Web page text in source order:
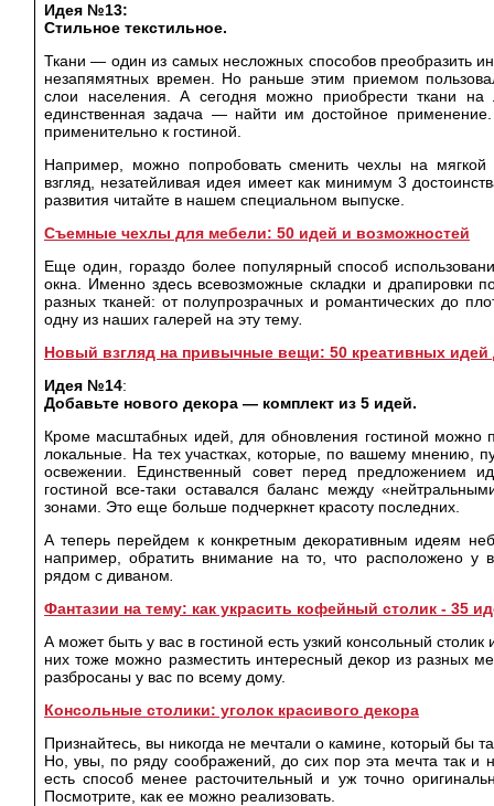
Идея №13:
Стильное текстильное.
Ткани — один из самых несложных способов преобразить
незапямятных времен. Но раньше этим приемом
слои населения. А сегодня можно приобрести ткани
единственная задача — найти им достойное
применительно к гостиной.
Например, можно попробовать сменить чехлы на
взгляд, незатейливая идея имеет как минимум 3
развития читайте в нашем специальном выпуске.
Съемные чехлы для мебели: 50 идей и возможностей
Еще один, гораздо более популярный способ
окна. Именно здесь всевозможные складки и драпировки
разных тканей: от полупрозрачных и романтических до
одну из наших галерей на эту тему
Новый взгляд на привычные вещи: 50 креативных идей
Идея №14:
Добавьте нового декора — комплект из 5 идей.
Кроме масштабных идей, для обновления гостиной можно
локальные. На тех участках, которые, по вашему мнению,
освежении. Единственный совет перед предложением
гостиной все-таки оставался баланс между
зонами. Это еще больше подчеркнет красоту последних.
А теперь перейдем к конкретным декоративным идеям
например, обратить внимание на то, что расположено у
рядом с диваном
Фантазии на тему: как украсить кофейный столик - 35
А может быть у вас в гостиной есть узкий консольный
них тоже можно разместить интересный декор из разных
разбросаны у вас по всему дому.
Консольные столики: уголок красивого декора
Признайтесь, вы никогда не мечтали о камине, который бы
Но, увы, по ряду соображений, до сих пор эта мечта так и
есть способ менее расточительный и уж точно
Посмотрите, как ее можно реализовать.